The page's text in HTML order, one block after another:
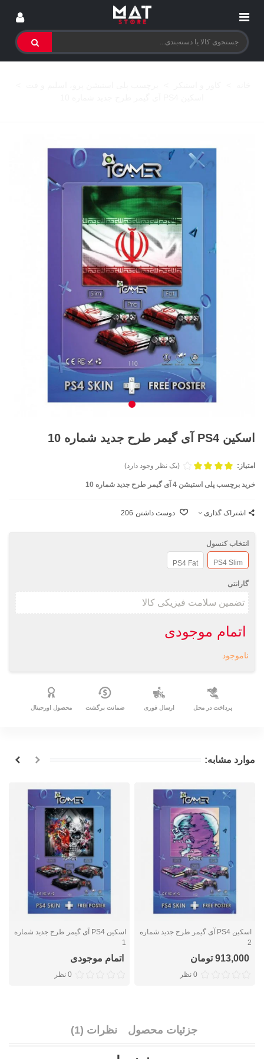
اسکین PS4 آی گیمر طرح جدید شماره 10
امتیاز: (یک نظر وجود دارد)
خرید برچسب پلی استیشن 4 آی گیمر طرح جدید شماره 10
اشتراک گذاری دوست داشتن 206
انتخاب کنسول
PS4 Slim
PS4 Fat
گارانتی
اتمام موجودی
ناموجود
پرداخت در محل ارسال فوری ضمانت برگشت محصول اورجینال
موارد مشابه:
اسکین PS4 آی گیمر طرح جدید شماره
2
913,000 تومان
0 نظر
اسکین PS4 آی گیمر طرح جدید شماره
1
اتمام موجودی
0 نظر
جزئیات محصول نظرات (1)